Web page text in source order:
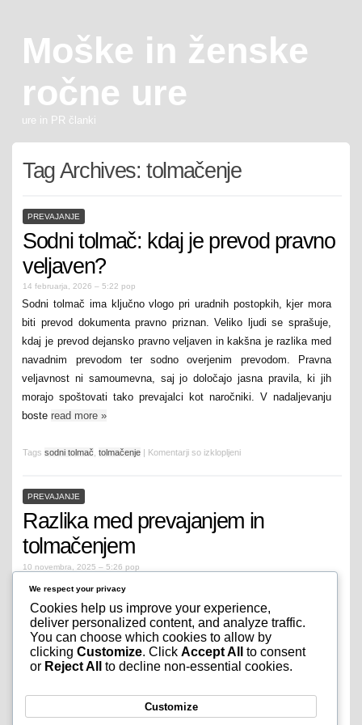
Moške in ženske
ročne ure
ure in PR članki
Tag Archives:tolmačenje
PREVAJANJE
Sodni tolmač: kdaj je prevod pravno
veljaven?
14 februarja, 2026 – 5:22 pop
Sodni tolmač ima ključno vlogo pri uradnih postopkih, kjer mora
biti prevod dokumenta pravno priznan. Veliko ljudi se sprašuje,
kdaj je prevod dejansko pravno veljaven in kakšna je razlika med
navadnim prevodom ter sodno overjenim prevodom. Pravna
veljavnost ni samoumevna, saj jo določajo jasna pravila, ki jih
morajo spoštovati tako prevajalci kot naročniki. V nadaljevanju
boste read more»
Tags sodni tolmač tolmačenje | Komentarji so izklopljeni
PREVAJANJE
Razlika med prevajanjem in
tolmačenjem
10 novembra, 2025 – 5:26 pop
Mnogi še danes zamenjujejo pojma prevajanje in tolmačenje,
čeprav gre za dve različni jezikovni storitvi. Razlika med
prevajanjem in tolmačenjem je pomembna predvsem takrat, ko
potrebujete strokovno pomoč pri poslovnih sestankih, pravnih
postopkih ali prevodu dokumentov. Napačna izbira lahko povzroči
zaplete, dodatne stroške ali celo pravne težave. V nadaljevanju
boste izvedeli, kaj natančno pomeni prevajanje,read more»
We respect your privacy
Cookies help us improve your experience,
deliver personalized content, and analyze traffic.
You can choose which cookies to allow by
clicking Customize. Click Accept All
to consent
or Reject All to decline non-essential cookies.
Customize